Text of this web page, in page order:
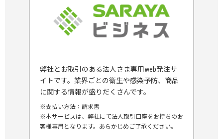
弊社とお取引のある法人さま専用web発注サ
イトです。業界ごとの衛生や感染予防、商品
に関する情報が盛りだくさんです。
※支払い方法：請求書
※本サービスは、弊社にて法人取引口座をお持ちのお
客様専用となります。あらかじめご了承ください。